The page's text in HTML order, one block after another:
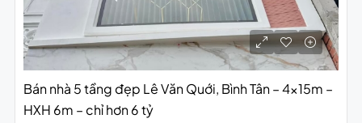
Bán nhà 5 tầng đẹp Lê Văn Quới, Bình Tân – 4x15m –
HXH 6m – chỉ hơn 6 tỷ